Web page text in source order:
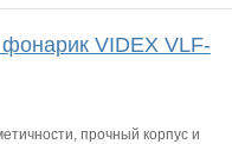
VIDEX VLF-
прочный корпус и